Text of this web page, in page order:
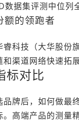
数据集评测中位列
额的领跑者
科技（大华股
渠道网络快速拓
标对比
牌后，如何做最
。高端产品的测